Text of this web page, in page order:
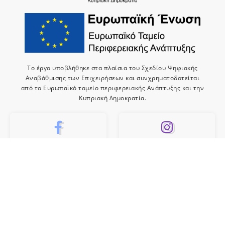
Το έργο υποβλήθηκε στα πλαίσια του Σχεδίου Ψηφιακής
Αναβάθμισης των Επιχειρήσεων και συνχρηματοδοτείται
από το Ευρωπαϊκό ταμείο περιφερειακής Ανάπτυξης και την
Κυπριακή Δημοκρατία.